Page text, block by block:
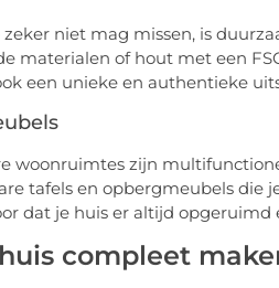
niet mag missen, is
materialen of hout met een
een unieke en authentieke
woonruimtes zijn
tafels en opbergmeubels
dat je huis er altijd opgeruimd
compleet